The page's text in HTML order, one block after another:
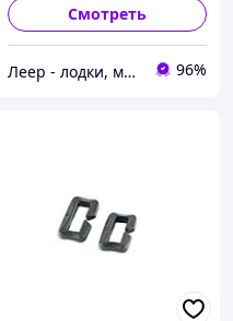
Смотреть
Леер - лодки, моторы, всё для отдыха 96%